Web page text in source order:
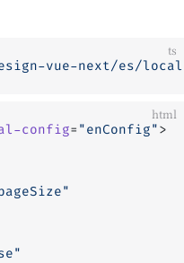
ts
vue-next/es/
html
config= "enConfig">